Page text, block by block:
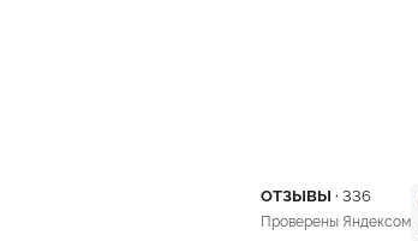
ОТЗЫВЫ ·336
Проверены Яндексом